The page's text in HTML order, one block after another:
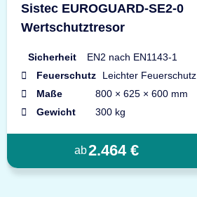
Sistec EUROGUARD-SE2-0
Wertschutztresor
Sicherheit
EN2 nach EN1143-1
Feuerschutz
Leichter Feuerschutz
Maße
800 × 625 × 600 mm
Gewicht
300 kg
ab2.464 €